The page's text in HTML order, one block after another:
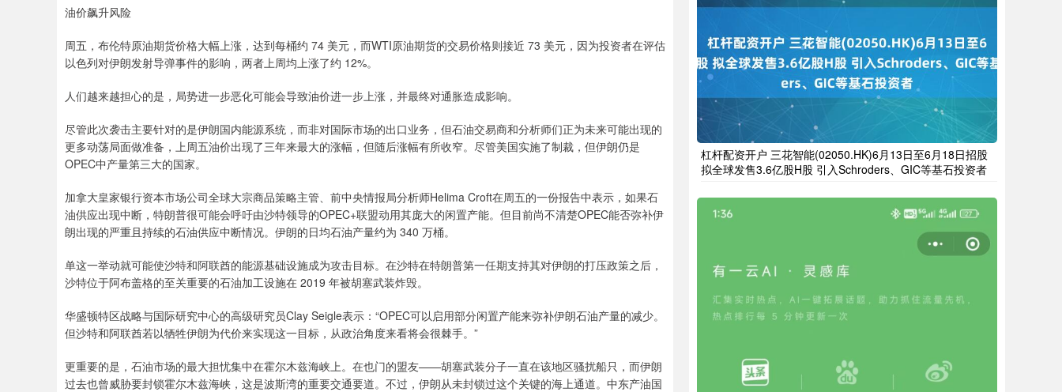
油价飙升风险
周五，布伦特原油期货价格大幅上涨，达到每桶约 74 美元，而WTI原油期货的交易价格则接近 73 美元，因为投资者在评估
以色列对伊朗发射导弹事件的影响，两者上周均上涨了约 12%。
人们越来越担心的是，局势进一步恶化可能会导致油价进一步上涨，并最终对通胀造成影响。
尽管此次袭击主要针对的是伊朗国内能源系统，而非对国际市场的出口业务，但石油交易商和分析师们正为未来可能出现的
更多动荡局面做准备，上周五油价出现了三年来最大的涨幅，但随后涨幅有所收窄。尽管美国实施了制裁，但伊朗仍是
OPEC中产量第三大的国家。
加拿大皇家银行资本市场公司全球大宗商品策略主管、前中央情报局分析师Helima Croft在周五的一份报告中表示，如果石
油供应出现中断，特朗普很可能会呼吁由沙特领导的OPEC+联盟动用其庞大的闲置产能。但目前尚不清楚OPEC能否弥补伊
朗出现的严重且持续的石油供应中断情况。伊朗的日均石油产量约为 340 万桶。
单这一举动就可能使沙特和阿联酋的能源基础设施成为攻击目标。在沙特在特朗普第一任期支持其对伊朗的打压政策之后，
沙特位于阿布盖格的至关重要的石油加工设施在 2019 年被胡塞武装炸毁。
华盛顿特区战略与国际研究中心的高级研究员Clay Seigle表示：“OPEC可以启用部分闲置产能来弥补伊朗石油产量的减少。
但沙特和阿联酋若以牺牲伊朗为代价来实现这一目标，从政治角度来看将会很棘手。”
更重要的是，石油市场的最大担忧集中在霍尔木兹海峡上。在也门的盟友——胡塞武装分子一直在该地区骚扰船只，而伊朗
过去也曾威胁要封锁霍尔木兹海峡，这是波斯湾的重要交通要道。不过，伊朗从未封锁过这个关键的海上通道。中东产油国
杠杆配资开户 三花智能(02050.HK)6月13日至6月18日招股
拟全球发售3.6亿股H股 引入Schroders、GIC等基石投资者